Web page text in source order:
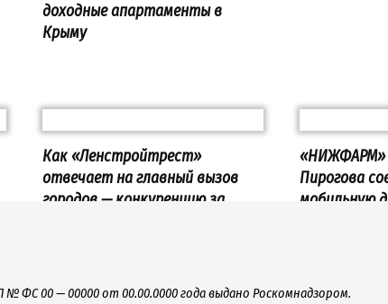
доходные апартаменты в
Крыму
Как «Ленстройтрест»
отвечает на главный вызов
городов — конкуренцию за
«НИЖФАРМ»
Пирогова
мобильную
ФС 00 — 00000 от 00.00.0000 года выдано Роскомнадзором.